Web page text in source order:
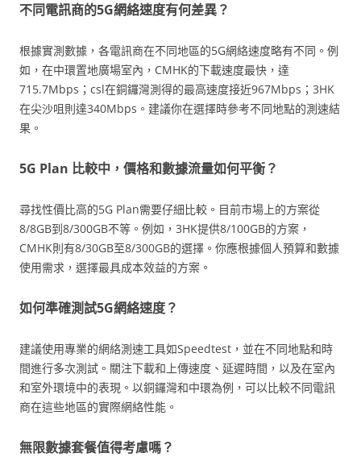
不同電訊商的5G網絡速度有何差異？
根據實測數據，各電訊商在不同地區的5G網絡速度略有不同。例
如，在中環置地廣場室內，CMHK的下載速度最快，達
715.7Mbps；csl在銅鑼灣測得的最高速度接近967Mbps；3HK
在尖沙咀則達340Mbps。建議你在選擇時參考不同地點的測速結
果。
5G Plan 比較中，價格和數據流量如何平衡？
尋找性價比高的5G Plan需要仔細比較。目前市場上的方案從
8/8GB到8/300GB不等。例如，3HK提供8/100GB的方案，
CMHK則有8/30GB至8/300GB的選擇。你應根據個人預算和數據
使用需求，選擇最具成本效益的方案。
如何準確測試5G網絡速度？
建議使用專業的網絡測速工具如Speedtest，並在不同地點和時
間進行多次測試。關注下載和上傳速度、延遲時間，以及在室內
和室外環境中的表現。以銅鑼灣和中環為例，可以比較不同電訊
商在這些地區的實際網絡性能。
無限數據套餐值得考慮嗎？